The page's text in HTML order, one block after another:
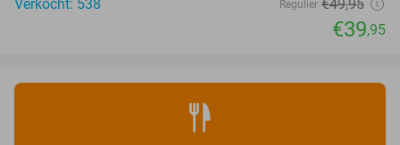
Verkocht: 538 Regulier €49,95
€39,95